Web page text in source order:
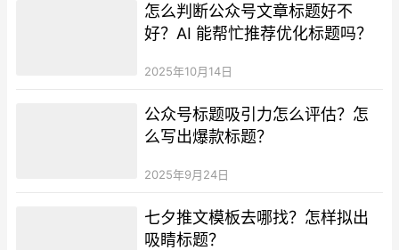
怎么判断公众号文章标题好不
好？AI 能帮忙推荐优化标题吗？
2025年10月14日
公众号标题吸引力怎么评估？怎
么写出爆款标题？
2025年9月24日
七夕推文模板去哪找？怎样拟出
吸睛标题？